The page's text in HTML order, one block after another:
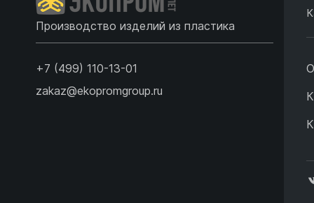
Производство изделий из пластика
+7 (499) 110-13-01
zakaz@ekopromgroup.ru